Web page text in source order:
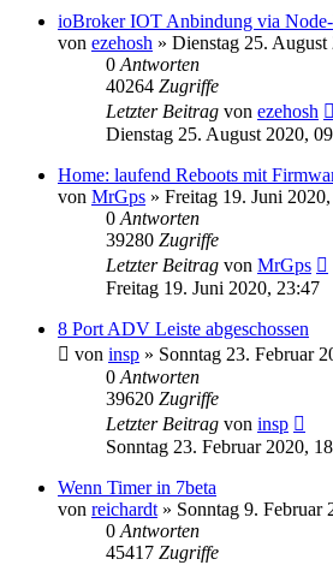
ioBroker IOT Anbindung via
von ezehosh » Dienstag 25.
0 Antworten
40264 Zugriffe
Letzter Beitrag von ezehosh
Dienstag 25. August 2020,
Home: laufend Reboots mit
von MrGps » Freitag 19. Juni
0 Antworten
39280 Zugriffe
Letzter Beitrag von MrGps
Freitag 19. Juni 2020, 23:47
8 Port ADV Leiste abgeschossen
von insp » Sonntag 23. Februar
0 Antworten
39620 Zugriffe
Letzter Beitrag von insp
Sonntag 23. Februar 2020,
Wenn Timer in 7beta
von reichardt » Sonntag 9. Februar
0 Antworten
45417 Zugriffe